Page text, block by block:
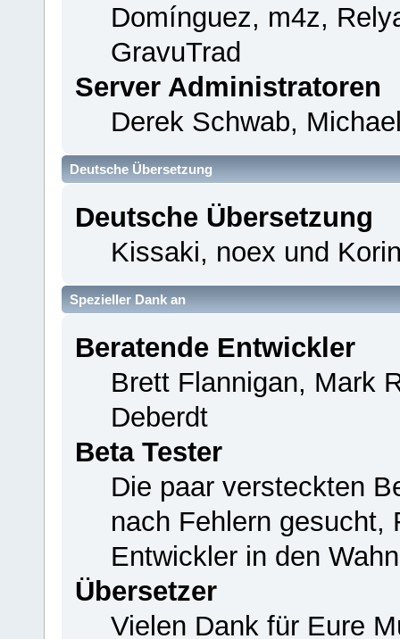
Domínguez, m4z,
GravuTrad
Server Administratoren
Derek Schwab,
Deutsche Übersetzung
Deutsche Übersetzung
Kissaki, noex und
Spezieller Dank an
Beratende Entwickler
Brett Flannigan, Mark
Deberdt
Beta Tester
Die paar versteckten
nach Fehlern gesucht,
Entwickler in den
Übersetzer
Vielen Dank für Eure